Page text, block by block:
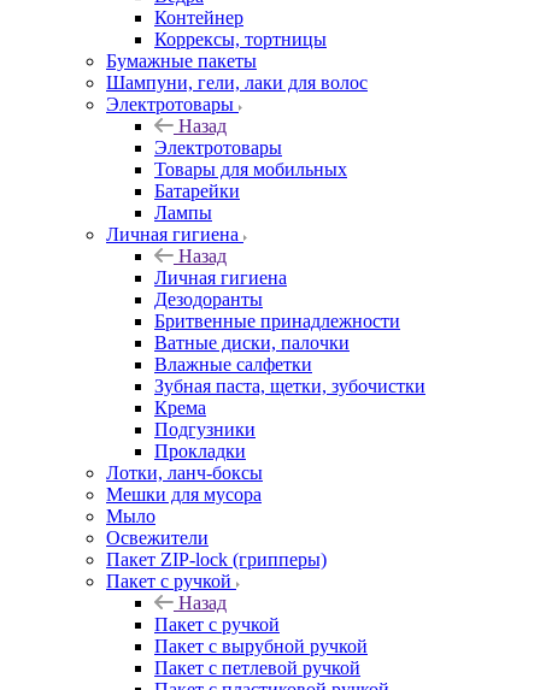
Контейнер
Коррексы, тортницы
Бумажные пакеты
Шампуни, гели, лаки для волос
Электротовары
Назад
Электротовары
Товары для мобильных
Батарейки
Лампы
Личная гигиена
Назад
Личная гигиена
Дезодоранты
Бритвенные принадлежности
Ватные диски, палочки
Влажные салфетки
Зубная паста, щетки, зубочистки
Крема
Подгузники
Прокладки
Лотки, ланч-боксы
Мешки для мусора
Мыло
Освежители
Пакет ZIP-lock (грипперы)
Пакет с ручкой
Назад
Пакет с ручкой
Пакет с вырубной ручкой
Пакет с петлевой ручкой